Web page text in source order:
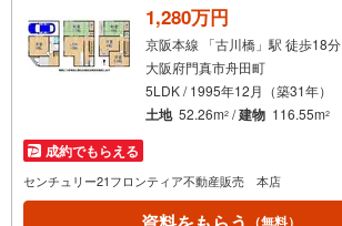
1,280万円
京阪本線 「古川橋」駅 徒歩18分
大阪府門真市舟田町
5LDK / 1995年12月（築31年）
土地 52.26m2 /建物 116.55m2
成約でもらえる
センチュリー21フロンティア不動産販売 本店
（無料）